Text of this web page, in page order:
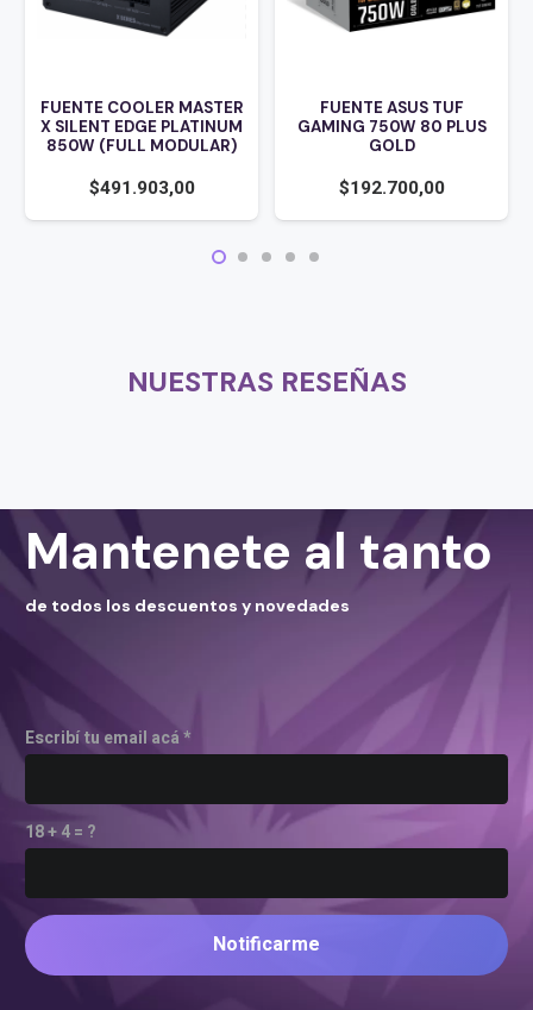
FUENTE COOLER MASTER
X SILENT EDGE PLATINUM
850W (FULL MODULAR)
$491.903,00
FUENTE ASUS TUF
GAMING 750W 80 PLUS
GOLD
$192.700,00
NUESTRAS RESEÑAS
Mantenete al tanto
de todos los descuentos y novedades
Escribí tu email acá *
18 + 4 = ?
Notificarme